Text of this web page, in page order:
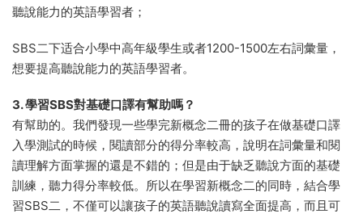
聽說能力的英語學習者；
SBS二下适合小學中高年級學生或者1200-1500左右詞彙量，
想要提高聽說能力的英語學習者。
3. 學習SBS對基礎口譯有幫助嗎？
有幫助的。我們發現一些學完新概念二冊的孩子在做基礎口譯
入學測試的時候，閱讀部分的得分率較高，說明在詞彙量和閱
讀理解方面掌握的還是不錯的；但是由于缺乏聽說方面的基礎
訓練，聽力得分率較低。所以在學習新概念二的同時，結合學
習SBS二，不僅可以讓孩子的英語聽說讀寫全面提高，而且可